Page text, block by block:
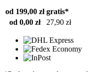
od 199,00 zł gratis*
od 0,00 zł
27,90 zł